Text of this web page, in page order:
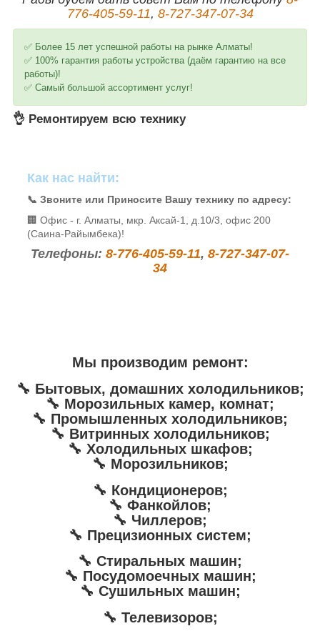
776-405-59-11, 8-727-347-07-34
✅ Более 15 лет успешной работы на рынке Алматы!
✅ 100% гарантия работы устройства (даём гарантию на все
работы)!
✅ Самый большой ассортимент услуг!
👌 Ремонтируем всю технику
Как нас найти:
📞 Звоните или Приносите Вашу технику по адресу:
🏢 Офис - г. Алматы, мкр. Аксай-1, д.10/3, офис 200
(Саина-Райымбека)!
Телефоны: 8-776-405-59-11, 8-727-347-07-
34
Мы производим ремонт:
🔧 Бытовых, домашних холодильников;
🔧 Морозильных камер, комнат;
🔧 Промышленных холодильников;
🔧 Витринных холодильников;
🔧 Холодильных шкафов;
🔧 Морозильников;
🔧 Кондиционеров;
🔧 Фанкойлов;
🔧 Чиллеров;
🔧 Прецизионных систем;
🔧 Стиральных машин;
🔧 Посудомоечных машин;
🔧 Сушильных машин;
🔧 Телевизоров;